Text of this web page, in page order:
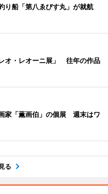
り船「第八ゑびす丸」が就航
オ・レオーニ展」 往年の作品
家「薫画伯」の個展 週末はワ
る